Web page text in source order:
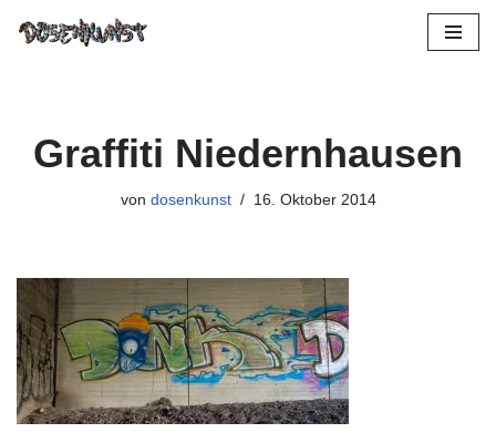
Graffiti Niedernhausen
von dosenkunst 16. Oktober 2014